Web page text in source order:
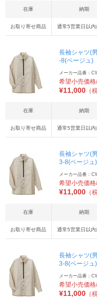
在庫 納期
お取り寄せ商品 通常5営業日以内
長袖シャツ(
-8(ベージュ)
メーカー品番：
希望小売価
¥11,000 （
在庫 納期
お取り寄せ商品 通常5営業日以内
長袖シャツ(
3-8(ベージュ)
メーカー品番：
希望小売価
¥11,000 （
在庫 納期
お取り寄せ商品 通常5営業日以内
長袖シャツ(
3-8(ベージュ)
メーカー品番：
希望小売価
¥11,000 （